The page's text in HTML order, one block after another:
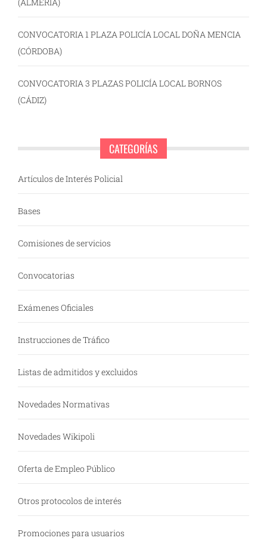
CONVOCATORIA 1 PLAZA POLICÍA LOCAL DOÑA MENCIA
(CÓRDOBA)
CONVOCATORIA 3 PLAZAS POLICÍA LOCAL BORNOS
(CÁDIZ)
CATEGORÍAS
Artículos de Interés Policial
Bases
Comisiones de servicios
Convocatorias
Exámenes Oficiales
Instrucciones de Tráfico
Listas de admitidos y excluidos
Novedades Normativas
Novedades Wikipoli
Oferta de Empleo Público
Otros protocolos de interés
Promociones para usuarios